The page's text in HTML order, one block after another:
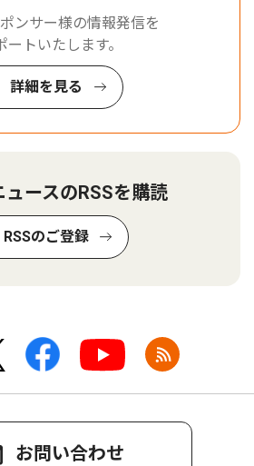
ンサー様の情報発信を
ートいたします。
詳細を見る
ュースのRSSを購読
RSSのご登録
お問い合わせ